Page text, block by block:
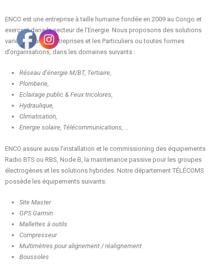
ENCO est une entreprise à taille humaine fondée en 2009 au Congo et
exerçant dans le secteur de l’Energie. Nous proposons des solutions
variées pour les Entreprises et les Particuliers ou toutes formes
d’organisations, dans les domaines suivants :
Réseau d’énergie M/BT, Tertiaire,
Plomberie,
Eclairage public & Feux tricolores,
Hydraulique,
Climatisation,
Energie solaire, Télécommunications, …
ENCO assure aussi l’installation et le commissioning des équipements
Radio BTS ou RBS, Node B, la maintenance passive pour les groupes
électrogènes et les solutions hybrides. Notre département TÉLÉCOMS
possède les équipements suivants:
Site Master
GPS Garmin
Mallettes à outils
Compresseur
Multimètres pour alignement / réalignement
Boussoles